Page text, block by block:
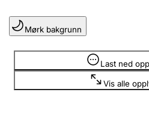
Lag og foreining
Registrere, endre, slette
Mørk bakgrunn
Last ned
Vis alle
Opplysninger er skjult